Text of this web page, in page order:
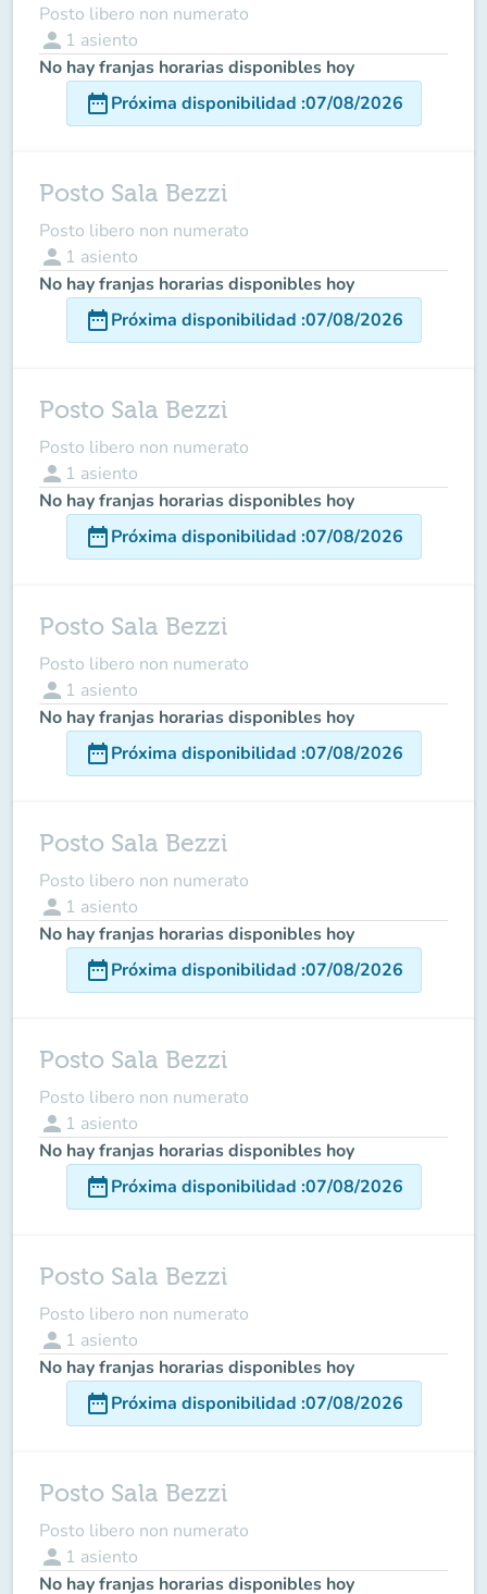
Posto libero non numerato
person 1 asiento
No hay franjas horarias disponibles hoy
date_rangePróxima disponibilidad :07/08/2026
Posto Sala Bezzi
Posto libero non numerato
person 1 asiento
No hay franjas horarias disponibles hoy
date_rangePróxima disponibilidad :07/08/2026
Posto Sala Bezzi
Posto libero non numerato
person 1 asiento
No hay franjas horarias disponibles hoy
date_rangePróxima disponibilidad :07/08/2026
Posto Sala Bezzi
Posto libero non numerato
person 1 asiento
No hay franjas horarias disponibles hoy
date_rangePróxima disponibilidad :07/08/2026
Posto Sala Bezzi
Posto libero non numerato
person 1 asiento
No hay franjas horarias disponibles hoy
date_rangePróxima disponibilidad :07/08/2026
Posto Sala Bezzi
Posto libero non numerato
person 1 asiento
No hay franjas horarias disponibles hoy
date_rangePróxima disponibilidad :07/08/2026
Posto Sala Bezzi
Posto libero non numerato
person 1 asiento
No hay franjas horarias disponibles hoy
date_rangePróxima disponibilidad :07/08/2026
Posto Sala Bezzi
Posto libero non numerato
person 1 asiento
No hay franjas horarias disponibles hoy